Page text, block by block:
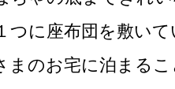
つに座布団を敷い
まのお宅に泊まる